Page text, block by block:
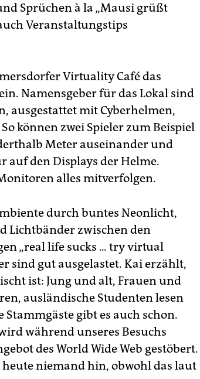
Sprüchen à la „Mausi grüßt
Veranstaltungstips
Virtuality Café das
Namensgeber für das Lokal sind
ausgestattet mit Cyberhelmen,
können zwei Spieler zum Beispiel
Meter auseinander und
auf den Displays der Helme.
alles mitverfolgen.
durch buntes Neonlicht,
Lichtbänder zwischen den
„real life sucks ... try virtual
sind gut ausgelastet. Kai erzählt,
ist: Jung und alt, Frauen und
ausländische Studenten lesen
gibt es auch schon.
während unseres Besuchs
des World Wide Web gestöbert.
niemand hin, obwohl das laut